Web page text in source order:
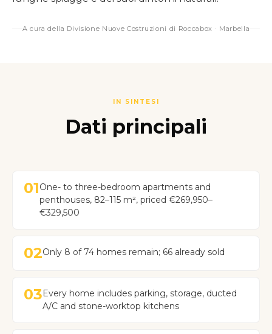
A cura della Divisione Nuove Costruzioni di Roccabox · Marbella
IN SINTESI
Dati principali
01One- to three-bedroom apartments and
penthouses, 82–115 m², priced €269,950–
€329,500
02Only 8 of 74 homes remain; 66 already sold
03Every home includes parking, storage, ducted
A/C and stone-worktop kitchens